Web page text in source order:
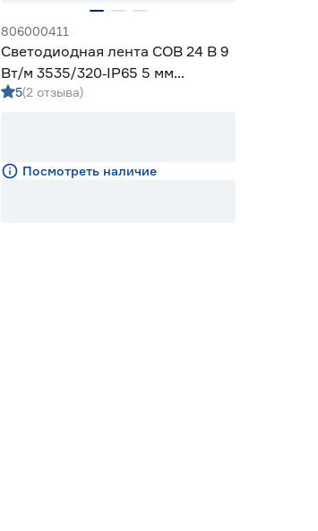
806000411
Светодиодная лента COB 24 В 9
Вт/м 3535/320‑IP65 5 мм
дневной 3 м Geniled
5(2 отзыва)
Посмотреть наличие